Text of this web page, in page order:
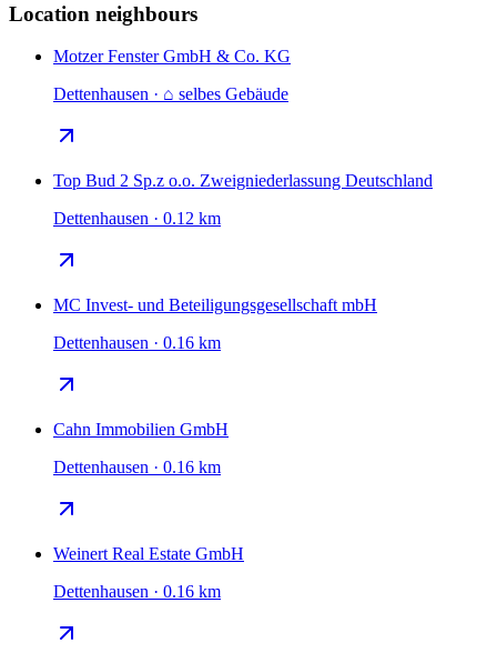
Location neighbours
Motzer Fenster GmbH & Co. KG
Dettenhausen · ⌂ selbes Gebäude
Top Bud 2 Sp.z o.o. Zweigniederlassung Deutschland
Dettenhausen · 0.12 km
MC Invest- und Beteiligungsgesellschaft mbH
Dettenhausen · 0.16 km
Cahn Immobilien GmbH
Dettenhausen · 0.16 km
Weinert Real Estate GmbH
Dettenhausen · 0.16 km